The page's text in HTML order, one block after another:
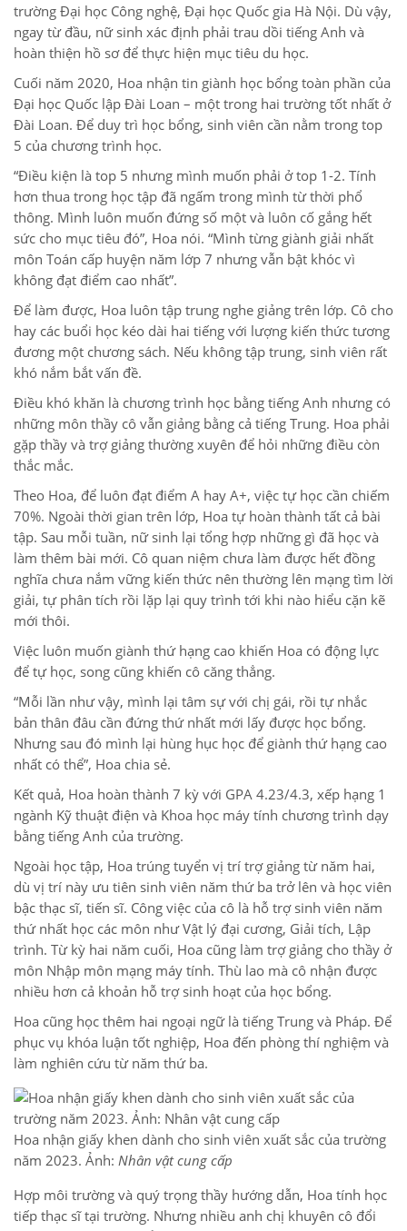
trường Đại học Công nghệ, Đại học Quốc gia Hà Nội. Dù vậy,
ngay từ đầu, nữ sinh xác định phải trau dồi tiếng Anh và
hoàn thiện hồ sơ để thực hiện mục tiêu du học.
Cuối năm 2020, Hoa nhận tin giành học bổng toàn phần của
Đại học Quốc lập Đài Loan – một trong hai trường tốt nhất ở
Đài Loan. Để duy trì học bổng, sinh viên cần nằm trong top
5 của chương trình học.
“Điều kiện là top 5 nhưng mình muốn phải ở top 1-2. Tính
hơn thua trong học tập đã ngấm trong mình từ thời phổ
thông. Mình luôn muốn đứng số một và luôn cố gắng hết
sức cho mục tiêu đó”, Hoa nói. “Mình từng giành giải nhất
môn Toán cấp huyện năm lớp 7 nhưng vẫn bật khóc vì
không đạt điểm cao nhất”.
Để làm được, Hoa luôn tập trung nghe giảng trên lớp. Cô cho
hay các buổi học kéo dài hai tiếng với lượng kiến thức tương
đương một chương sách. Nếu không tập trung, sinh viên rất
khó nắm bắt vấn đề.
Điều khó khăn là chương trình học bằng tiếng Anh nhưng có
những môn thầy cô vẫn giảng bằng cả tiếng Trung. Hoa phải
gặp thầy và trợ giảng thường xuyên để hỏi những điều còn
thắc mắc.
Theo Hoa, để luôn đạt điểm A hay A+, việc tự học cần chiếm
70%. Ngoài thời gian trên lớp, Hoa tự hoàn thành tất cả bài
tập. Sau mỗi tuần, nữ sinh lại tổng hợp những gì đã học và
làm thêm bài mới. Cô quan niệm chưa làm được hết đồng
nghĩa chưa nắm vững kiến thức nên thường lên mạng tìm lời
giải, tự phân tích rồi lặp lại quy trình tới khi nào hiểu cặn kẽ
mới thôi.
Việc luôn muốn giành thứ hạng cao khiến Hoa có động lực
để tự học, song cũng khiến cô căng thẳng.
“Mỗi lần như vậy, mình lại tâm sự với chị gái, rồi tự nhắc
bản thân đâu cần đứng thứ nhất mới lấy được học bổng.
Nhưng sau đó mình lại hùng hục học để giành thứ hạng cao
nhất có thể”, Hoa chia sẻ.
Kết quả, Hoa hoàn thành 7 kỳ với GPA 4.23/4.3, xếp hạng 1
ngành Kỹ thuật điện và Khoa học máy tính chương trình dạy
bằng tiếng Anh của trường.
Ngoài học tập, Hoa trúng tuyển vị trí trợ giảng từ năm hai,
dù vị trí này ưu tiên sinh viên năm thứ ba trở lên và học viên
bậc thạc sĩ, tiến sĩ. Công việc của cô là hỗ trợ sinh viên năm
thứ nhất học các môn như Vật lý đại cương, Giải tích, Lập
trình. Từ kỳ hai năm cuối, Hoa cũng làm trợ giảng cho thầy ở
môn Nhập môn mạng máy tính. Thù lao mà cô nhận được
nhiều hơn cả khoản hỗ trợ sinh hoạt của học bổng.
Hoa cũng học thêm hai ngoại ngữ là tiếng Trung và Pháp. Để
phục vụ khóa luận tốt nghiệp, Hoa đến phòng thí nghiệm và
làm nghiên cứu từ năm thứ ba.
Hoa nhận giấy khen dành cho sinh viên xuất sắc của trường
năm 2023. Ảnh: Nhân vật cung cấp
Hợp môi trường và quý trọng thầy hướng dẫn, Hoa tính học
tiếp thạc sĩ tại trường. Nhưng nhiều anh chị khuyên cô đổi